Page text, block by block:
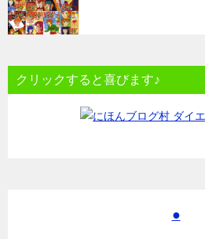
クリックすると喜びます♪
●